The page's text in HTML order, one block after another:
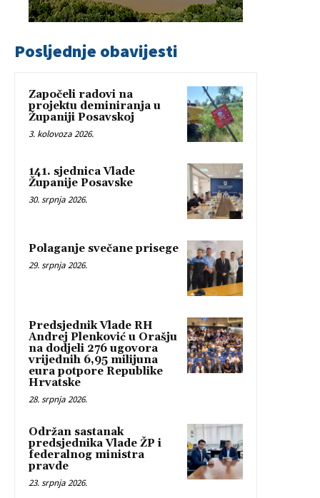
Posljednje obavijesti
Započeli radovi na
projektu deminiranja u
Županiji Posavskoj
3. kolovoza 2026.
141. sjednica Vlade
Županije Posavske
30. srpnja 2026.
Polaganje svečane prisege
29. srpnja 2026.
Predsjednik Vlade RH
Andrej Plenković u Orašju
na dodjeli 276 ugovora
vrijednih 6,95 milijuna
eura potpore Republike
Hrvatske
28. srpnja 2026.
Održan sastanak
predsjednika Vlade ŽP i
federalnog ministra
pravde
23. srpnja 2026.